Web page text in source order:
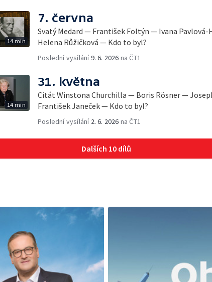
14 min
7. června
Svatý Medard — František Foltýn — Ivana
Helena Růžičková — Kdo to byl?
Poslední vysílání9. 6. 2026 na ČT1
14 min
31. května
Citát Winstona Churchilla — Boris Rösner —
František Janeček — Kdo to byl?
Poslední vysílání 2. 6. 2026 na ČT1
Dalších 10 dílů